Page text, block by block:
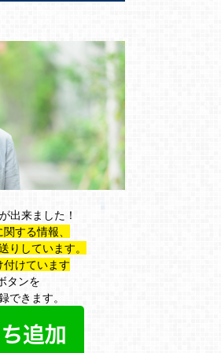
出来ました！
する情報、
りしています。
けています
タンを
できます。